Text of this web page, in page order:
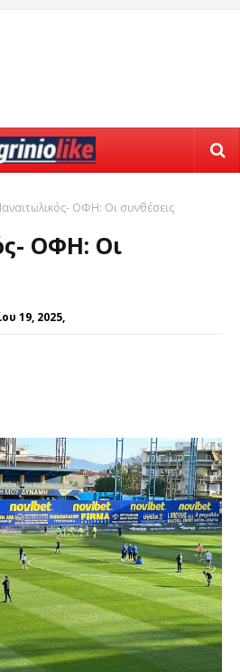
ΟΦΗ: Οι συνθέσεις
ΟΦΗ: Οι
19, 2025,